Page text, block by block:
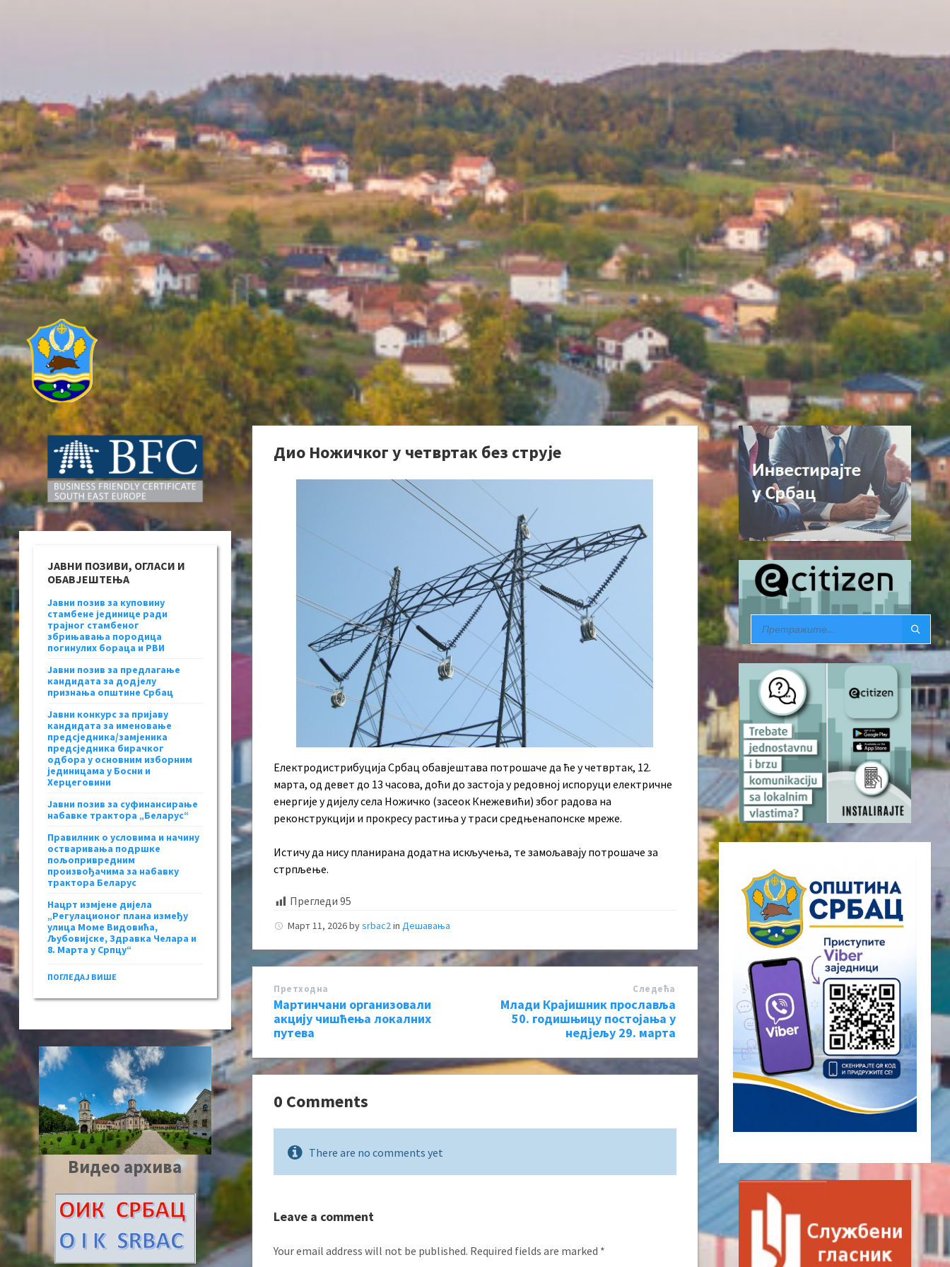
Дио Ножичког у четвртак без струје
Електродистрибуција Србац обавјештава потрошаче да ће у четвртак, 12.
марта, од девет до 13 часова, доћи до застоја у редовној испоруци електричне
енергије у дијелу села Ножичко (засеок Кнежевићи) због радова на
реконструкцији и прокресу растиња у траси средњенапонске мреже.
Истичу да нису планирана додатна искључења, те замољавају потрошаче за
стрпљење.
Прегледи 95
Март 11, 2026bysrbac2 in Дешавања
Претходна
Мартинчани организовали
акцију чишћења локалних
путева
Следећa
Млади Крајишник прославља
50. годишњицу постојања у
недјељу 29. марта
0 Comments
There are no comments yet
Leave a comment
Your email address will not be published. Required fields are marked *
ЈАВНИ ПОЗИВИ, ОГЛАСИ И
ОБАВЈЕШТЕЊА
Јавни позив за куповину
стамбене јединице ради
трајног стамбеног
збрињавања породица
погинулих бораца и РВИ
Јавни позив за предлагање
кандидата за додјелу
признања општине Србац
Јавни конкурс за пријаву
кандидата за именовање
предсједника/замјеника
предсједника бирачког
одбора у основним изборним
јединицама у Босни и
Херцеговини
Јавни позив за суфинансирање
набавке трактора „Беларус“
Правилник о условима и начину
остваривања подршке
пољопривредним
произвођачима за набавку
трактора Беларус
Нацрт измјене дијела
„Регулационог плана између
улица Моме Видовића,
Љубовијске, Здравка Челара и
8. Марта у Српцу“
ПОГЛЕДАЈ ВИШЕ
Видео архива